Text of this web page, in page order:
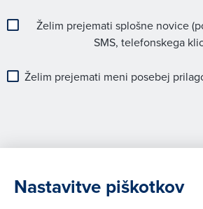
Želim prejemati splošne novice
SMS, telefonskega
Želim prejemati meni posebej
Nastavitve piškotkov